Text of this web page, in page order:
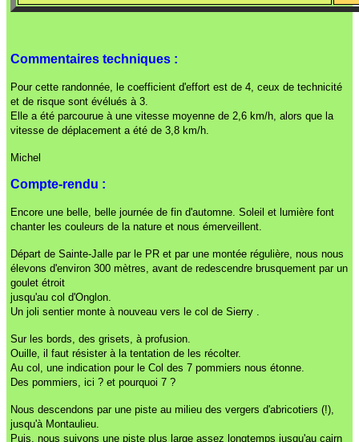
Commentaires techniques :
Pour cette randonnée, le coefficient d'effort est de 4, ceux de technicité
et de risque sont évélués à 3.
Elle a été parcourue à une vitesse moyenne de 2,6 km/h, alors que la
vitesse de déplacement a été de 3,8 km/h.
Michel
Compte-rendu :
Encore une belle, belle journée de fin d'automne. Soleil et lumière font
chanter les couleurs de la nature et nous émerveillent.
Départ de Sainte-Jalle par le PR et par une montée régulière, nous nous
élevons d'environ 300 mètres, avant de redescendre brusquement par un
goulet étroit
jusqu'au col d'Onglon.
Un joli sentier monte à nouveau vers le col de Sierry .
Sur les bords, des grisets, à profusion.
Ouille, il faut résister à la tentation de les récolter.
Au col, une indication pour le Col des 7 pommiers nous étonne.
Des pommiers, ici ? et pourquoi 7 ?
Nous descendons par une piste au milieu des vergers d'abricotiers (!),
jusqu'à Montaulieu.
Puis, nous suivons une piste plus large assez longtemps jusqu'au cairn